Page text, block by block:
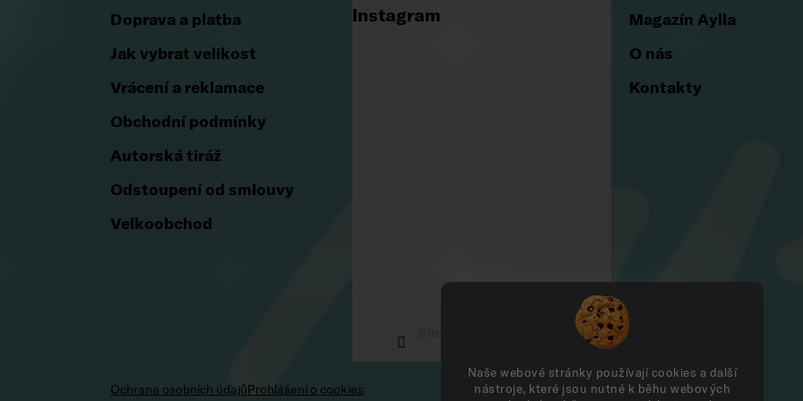
Naše webové stránky používají cookies a další
nástroje, které jsou nutné k běhu webových
Vše o nákupu
Doprava a platba
Jak vybrat velikost
Vrácení a reklamace
Obchodní podmínky
Autorská tiráž
Sledovat na Instagramu
Aylla shoes
Magazín Aylla